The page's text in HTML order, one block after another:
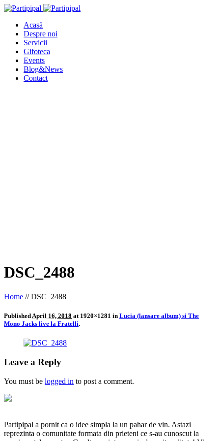
Acasă
Despre noi
Servicii
Gifoteca
Events
Blog&News
Contact
DSC_2488
Home //DSC_2488
PublishedApril 16, 2018 at 1920×1281 in Lucia (lansare album) si The
Mono Jacks live la Fratelli.
Leave a Reply
You must be logged in to post a comment.
Partipipal a pornit ca o idee simpla la un pahar de vin. Astazi
reprezinta o comunitate formata din prieteni ce s-au cunoscut la